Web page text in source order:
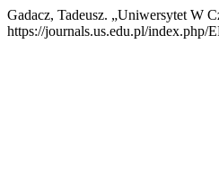
Gadacz, Tadeusz. „Uniwersytet W
https://journals.us.edu.pl/index.php/